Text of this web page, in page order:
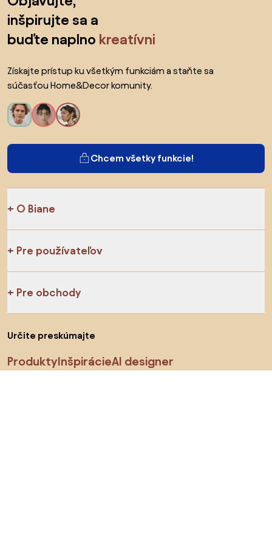
inšpirujte sa a
buďte naplno kreatívni
Získajte prístup ku všetkým funkciám a staňte sa
súčasťou Home&Decor komunity.
Chcem všetky funkcie!
O Biane
Pre používateľov
Pre obchody
Určite preskúmajte
ProduktyInšpirácieAI designer